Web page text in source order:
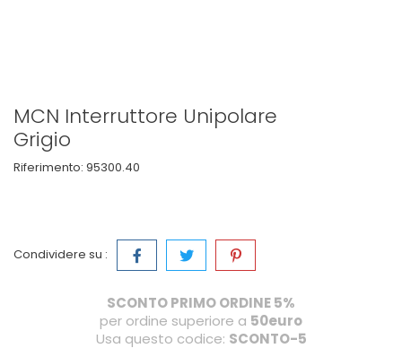
MCN Interruttore Unipolare
Grigio
Riferimento: 95300.40
Condividere su :
SCONTO PRIMO ORDINE 5%
per ordine superiore a 50euro
Usa questo codice: SCONTO-5